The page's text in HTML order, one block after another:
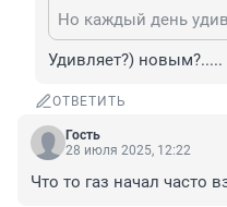
Но каждый день
Удивляет?) новым?.....
ОТВЕТИТЬ
Гость
28 июля 2025, 12:22
Что то газ начал часто